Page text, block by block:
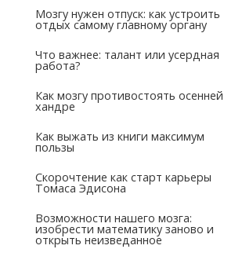
Мозгу нужен отпуск: как устроить
отдых самому главному органу
Что важнее: талант или усердная
работа?
Как мозгу противостоять осенней
хандре
Как выжать из книги максимум
пользы
Скорочтение как старт карьеры
Томаса Эдисона
Возможности нашего мозга:
изобрести математику заново и
открыть неизведанное